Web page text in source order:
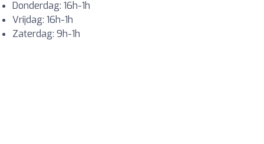
Donderdag: 16h-1h
Vrijdag: 16h-1h
Zaterdag: 9h-1h